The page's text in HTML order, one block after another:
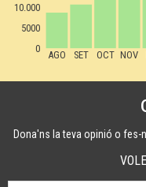
AGO SET OCT NOV
0
5000
10.000
Dona'ns la teva opinió o